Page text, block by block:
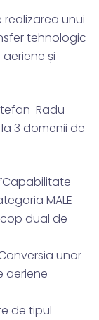
realizarea unui
tehnologic
și
Radu
3 domenii de
MALE
dual de
unor
aeriene
de tipul